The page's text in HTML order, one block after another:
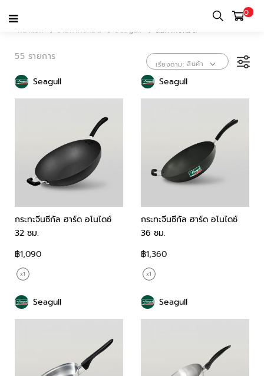
0
หน้าแรก
ร้านค้าทั้งหมด Seagull สินค้าทั้งหมด
55 รายการ
เรียงตาม สินค้า
ขายดี
Seagull
กระทะจีนซีกัล ฮาร์ด อโนไดซ์
32 ซม.
฿1,090
Seagull
กระทะจีนซีกัล ฮาร์ด อโนไดซ์
36 ซม.
฿1,360
Seagull Seagull